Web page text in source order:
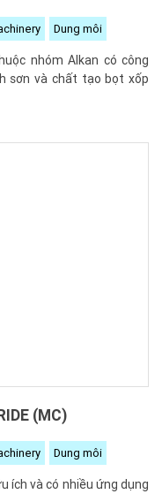
Dung môi
nhóm Alkan có công
sơn và chất tạo bọt xốp
(MC)
Dung môi
ích và có nhiều ứng dụng